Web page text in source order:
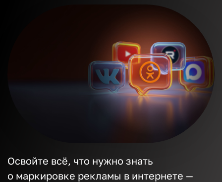
Освойте всё, что нужно знать
о маркировке рекламы в интернете —